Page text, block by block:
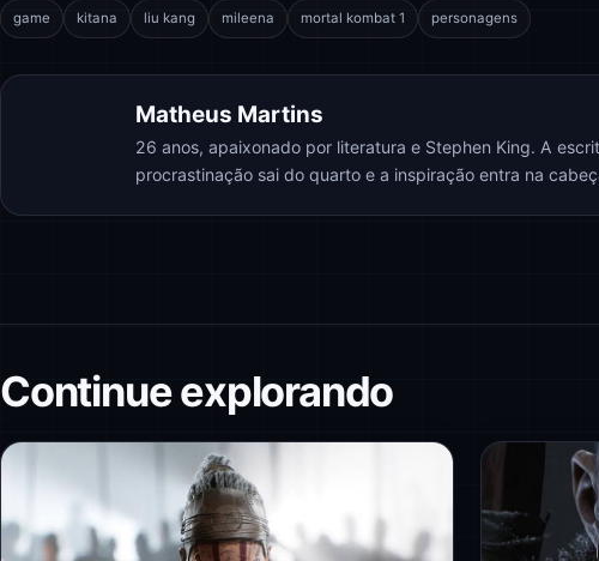
game kitana liu kang mileena mortal kombat 1 personagens
Matheus Martins
26 anos, apaixonado por literatura e Stephen King. A
procrastinação sai do quarto e a inspiração entra na
Continue explorando